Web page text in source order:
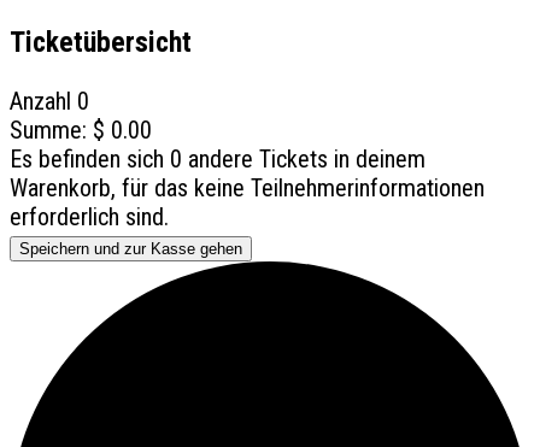
Ticketübersicht
Anzahl 0
Summe: $ 0.00
Es befinden sich 0 andere Tickets in deinem
Warenkorb, für das keine Teilnehmerinformationen
erforderlich sind.
Speichern und zur Kasse gehen